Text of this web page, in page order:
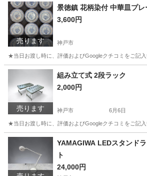
兵庫 神戸市 生活家電
売ります
景徳鎮 花柄染付 中華皿プレ
3,600円
神戸市
★当日お渡し時に、評価およびGoogleクチコミをご記
兵庫 神戸市 食器 景徳
売ります
組み立て式 2段ラック
2,000円
神戸市 6月6日
★当日お渡し時に、評価およびGoogleクチコミをご記
兵庫 神戸市
YAMAGIWA LEDスタンド
ト
24,000円